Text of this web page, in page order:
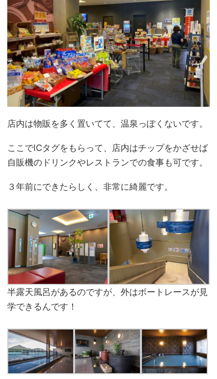
店内は物販を多く置いてて、温泉っぽくないです。
ここでICタグをもらって、店内はチップをかざせば
自販機のドリンクやレストランでの食事も可です。
３年前にできたらしく、非常に綺麗です。
半露天風呂があるのですが、外はボートレースが見
学できるんです！